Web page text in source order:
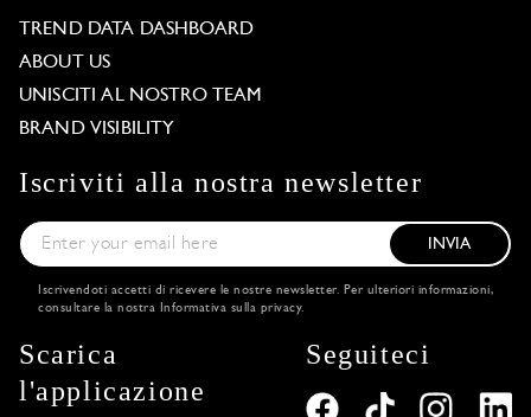
TREND DATA DASHBOARD
ABOUT US
UNISCITI AL NOSTRO TEAM
BRAND VISIBILITY
Iscriviti alla nostra newsletter
INVIA
Iscrivendoti accetti di ricevere le nostre newsletter. Per ulteriori informazioni,
consultare la nostra
Informativa sulla privacy.
Scarica
l'applicazione
Seguiteci